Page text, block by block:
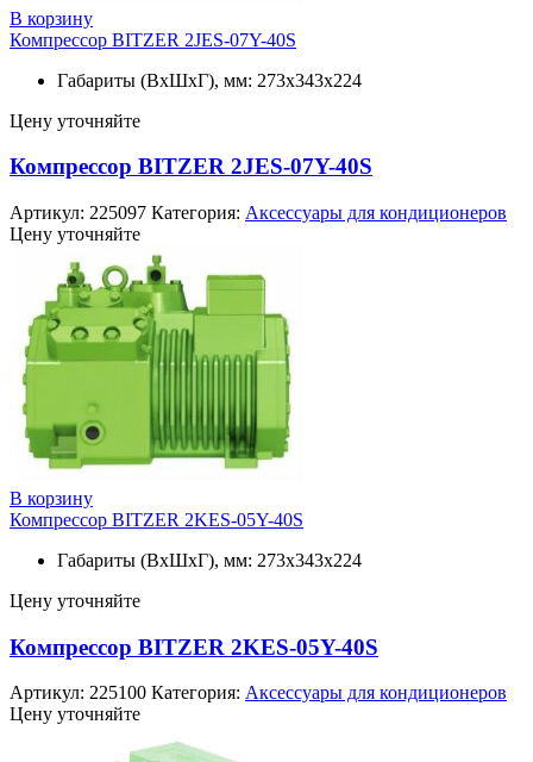
В корзину
Компрессор BITZER 2JES-07Y-40S
Габариты (ВхШхГ), мм: 273x343x224
Цену уточняйте
Компрессор BITZER 2JES-07Y-40S
Артикул: 225097 Категория: Аксессуары для кондиционеров
Цену уточняйте
В корзину
Компрессор BITZER 2KES-05Y-40S
Габариты (ВхШхГ), мм: 273x343x224
Цену уточняйте
Компрессор BITZER 2KES-05Y-40S
Артикул: 225100 Категория: Аксессуары для кондиционеров
Цену уточняйте